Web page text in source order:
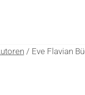
/ Eve Flavian